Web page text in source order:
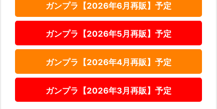
ガンプラ【2026年6月再販】予定
ガンプラ【2026年5月再販】予定
ガンプラ【2026年4月再販】予定
ガンプラ【2026年3月再販】予定